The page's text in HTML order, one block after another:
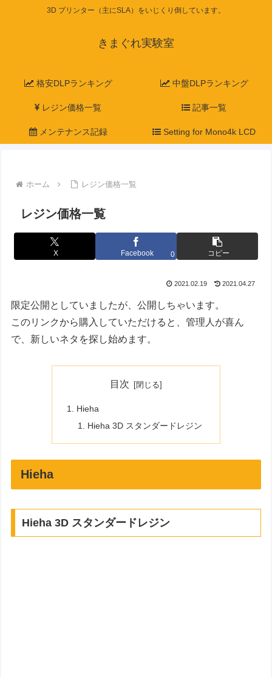
3D プリンター（主にSLA）をいじくり倒しています。
きまぐれ実験室
格安DLPランキング 中盤DLPランキング
レジン価格一覧 記事一覧
メンテナンス記録 Setting for Mono4k LCD
ホーム レジン価格一覧
レジン価格一覧
X Facebook 0 コピー
2021.02.19 2021.04.27
限定公開としていましたが、公開しちゃいます。
このリンクから購入していただけると、管理人が喜ん
で、新しいネタを探し始めます。
目次
Hieha
Hieha 3D スタンダードレジン
Hieha
Hieha 3D スタンダードレジン